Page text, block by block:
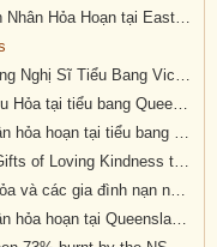
Tường thuật về chuyến đi Ủy Lạo Nạn Nhân Hỏa Hoạn tại East Gippsland, VIC và Lavington, NSW
Thư Tán Dương Công Đức của Thượng Nghị Sĩ Tiểu Bang Victoria Tiến Sĩ Kiều Tiến Dũng gởi đến Chư Tôn Đức & Tự Viện thành viên Giáo Hội trong công cuộc đóng góp ủy lạo nạn nhân hỏa hoạn tại Úc Châu (Appreciation letters from Dr Kieu Tien Dung, State Member for South-Eastern Metropolitan Region, Victoria, Australia)
Hình ảnh trao chi phiếu ủng hộ Sở Cứu Hỏa tại tiểu bang Queensland, Úc Châu
Hình ảnh trao chi phiếu ủy lạo nạn nhân hỏa hoạn tại tiểu bang New South Wales (đợt 2)
Report on the Charitable Trip to offer Gifts of Loving Kindness to Bushfire Survivors in Victoria, New South Wales and Queensland
Trao quà tình thương cho Lính Cứu Hỏa và các gia đình nạn nhân hỏa hoạn tại Wandandian, New South Wales ngày 12/2/2020
Hình ảnh trao chi phiếu ủy lạo nạn nhân hỏa hoạn tại Queensland đợt 2